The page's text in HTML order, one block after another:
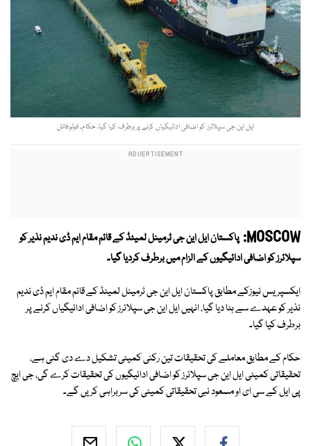
ایل این جی سپلائرز کو اضافی ادائیگیاں کرنے پر برطرف کیا گیا، حکام۔ فوٹو:فائل
MOSCOW: پاکستان ایل این جی ٹرمینل لمیٹڈ کے قائم مقام ایم ڈی ندیم نذیر کو
سپلائرز کو اضافی ادائیگیوں کے الزام میں برطرف کردیا گیا۔
ایکسپریس نیوزکے مطابق پاکستان ایل این جی ٹرمینل لمیٹڈ کے قائم مقام ایم ڈی ندیم
نذیر کو عہدے سے ہٹا دیا گیا، انہیں ایل این جی سپلائرز کو اضافی ادائیگیاں کرنے پر
برطرف کیا گیا۔
حکام کے مطابق معاملے کی تحقیقات تین رکنی کمیٹی تشکیل دے دی گئی ہے،
تحقیقاتی کمیٹی ایل این جی سپلائرز کو اضافی ادائیگیوں کی تحقیقات کرے گی، جی ایچ
پی ایل کے سی ای او مسعود نبی تحقیقاتی کمیٹی کی سربراہی کریں گے۔